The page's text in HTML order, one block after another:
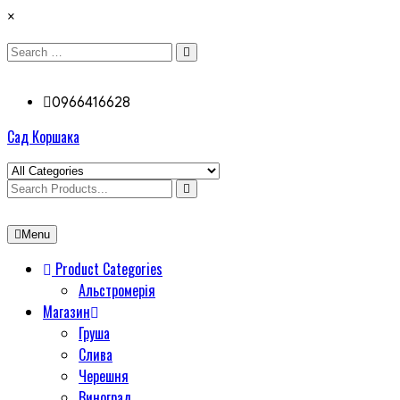
×
0966416628
Сад Коршака
Menu
Product Categories
Альстромерія
Магазин
Груша
Слива
Черешня